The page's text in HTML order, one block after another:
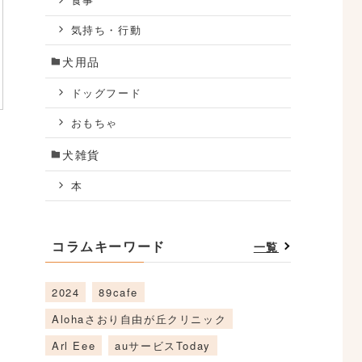
気持ち・行動
犬用品
ドッグフード
おもちゃ
犬雑貨
本
コラムキーワード 一覧
2024
89cafe
Alohaさおり自由が丘クリニック
Arl Eee
auサービスToday